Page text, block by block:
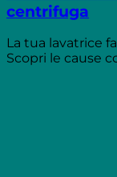
centrifuga
La tua lavatrice
Scopri le cause